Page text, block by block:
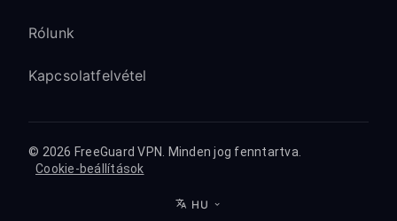
Rólunk
Kapcsolatfelvétel
© 2026 FreeGuard VPN. Minden jog fenntartva.
Cookie-beállítások
HU